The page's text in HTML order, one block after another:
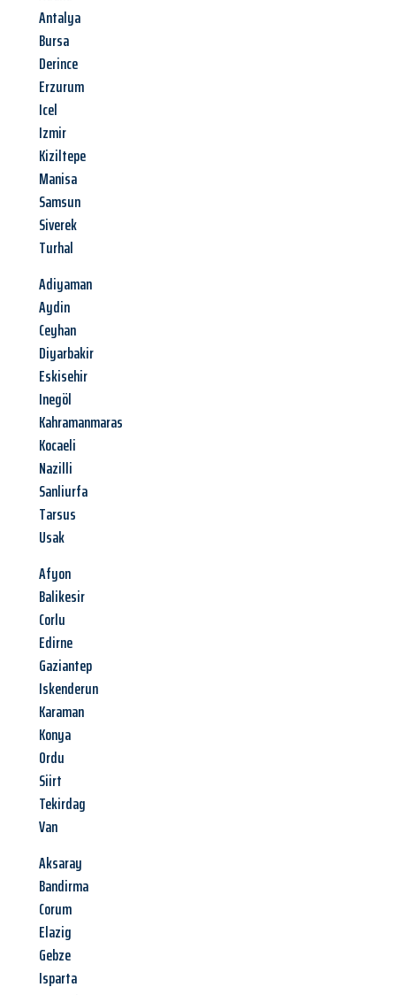
Antalya
Bursa
Derince
Erzurum
Icel
Izmir
Kiziltepe
Manisa
Samsun
Siverek
Turhal
Adiyaman
Aydin
Ceyhan
Diyarbakir
Eskisehir
Inegöl
Kahramanmaras
Kocaeli
Nazilli
Sanliurfa
Tarsus
Usak
Afyon
Balikesir
Corlu
Edirne
Gaziantep
Iskenderun
Karaman
Konya
Ordu
Siirt
Tekirdag
Van
Aksaray
Bandirma
Corum
Elazig
Gebze
Isparta